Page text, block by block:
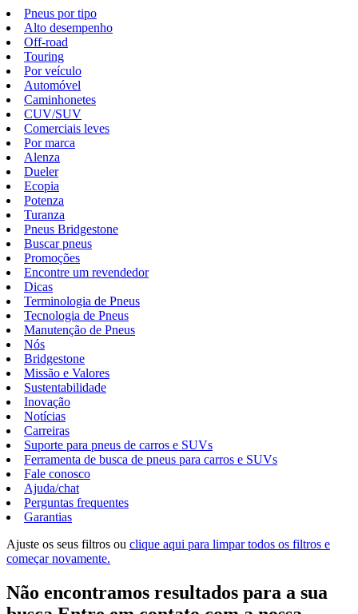
Pneus por tipo
Alto desempenho
Off-road
Touring
Por veículo
Automóvel
Caminhonetes
CUV/SUV
Comerciais leves
Por marca
Alenza
Dueler
Ecopia
Potenza
Turanza
Pneus Bridgestone
Buscar pneus
Promoções
Encontre um revendedor
Dicas
Terminologia de Pneus
Tecnologia de Pneus
Manutenção de Pneus
Nós
Bridgestone
Missão e Valores
Sustentabilidade
Inovação
Notícias
Carreiras
Suporte para pneus de carros e SUVs
Ferramenta de busca de pneus para carros e SUVs
Fale conosco
Ajuda/chat
Perguntas frequentes
Garantias
Ajuste os seus filtros ou clique aqui para limpar todos os filtros e
começar novamente.
Não encontramos resultados para a sua